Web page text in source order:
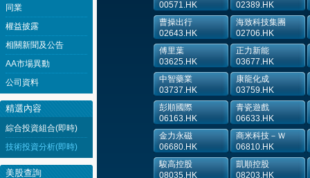
00571.HK
02389.HK
曹操出行
02643.HK
海致科技集團
02706.HK
傅里葉
03625.HK
正力新能
03677.HK
中智藥業
03737.HK
康龍化成
03759.HK
彭順國際
06163.HK
青瓷遊戲
06633.HK
金力永磁
06680.HK
商米科技－Ｗ
06810.HK
駿高控股
08035.HK
凱順控股
08203.HK
同業
權益披露
相關新聞及公告
AA市場異動
公司資料
精選內容
綜合投資組合(即時)
技術投資分析(即時)
美股查詢